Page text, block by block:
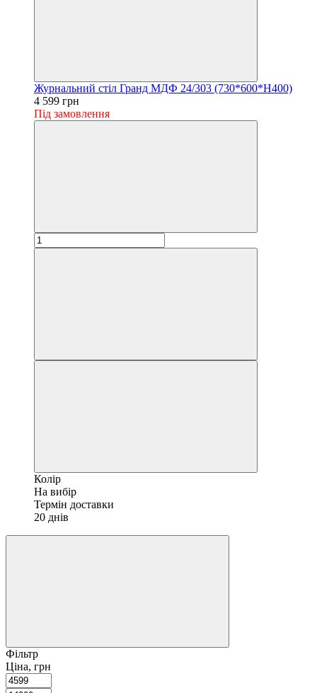
Журнальний стіл Гранд МДФ 24/303 (730*600*H400)
4 599 грн
Під замовлення
Колір
На вибір
Термін доставки
20 днів
Фільтр
Ціна, грн